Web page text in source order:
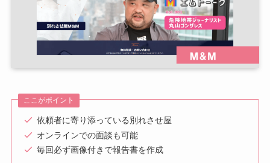
ここがポイント
依頼者に寄り添っている別れさせ屋
オンラインでの面談も可能
毎回必ず画像付きで報告書を作成